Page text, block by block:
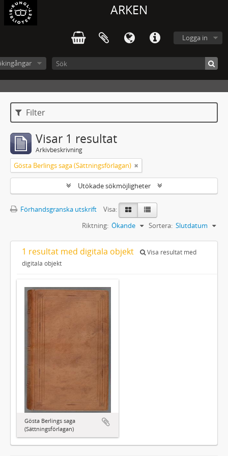
ARKEN
Logga in
Filter
Visar 1 resultat
Arkivbeskrivning
Gösta Berlings saga (Sättningsförlagan)
Utökade sökmöjligheter
Förhandsgranska utskrift
Visa:
Sortera: Slutdatum
Riktning: Ökande
1 resultat med digitala objekt
Visa resultat med
digitala objekt
Gösta Berlings saga
(Sättningsförlagan)